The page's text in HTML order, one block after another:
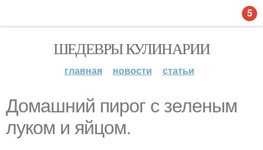
ШЕДЕВРЫ КУЛИНАРИИ
главная новости статьи
Домашний пирог с зеленым
луком и яйцом.
5